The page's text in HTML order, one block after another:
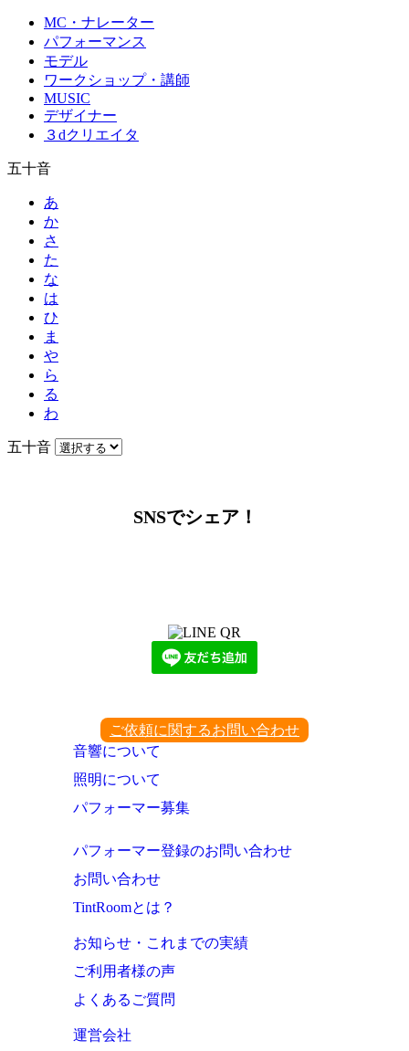
MC・ナレーター
パフォーマンス
モデル
ワークショップ・講師
MUSIC
デザイナー
３dクリエイタ
五十音
あ
か
さ
た
な
は
ひ
ま
や
ら
る
わ
五十音
SNSでシェア！
ご依頼に関するお問い合わせ
音響について
照明について
パフォーマー募集
パフォーマー登録のお問い合わせ
お問い合わせ
TintRoomとは？
お知らせ・これまでの実績
ご利用者様の声
よくあるご質問
運営会社